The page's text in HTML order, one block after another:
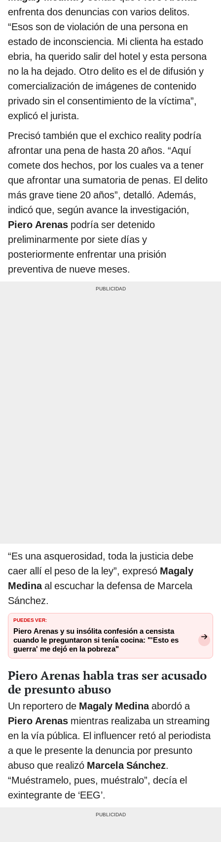
enfrenta dos denuncias con varios delitos.
“Esos son de violación de una persona en
estado de inconsciencia. Mi clienta ha estado
ebria, ha querido salir del hotel y esta persona
no la ha dejado. Otro delito es el de difusión y
comercialización de imágenes de contenido
privado sin el consentimiento de la víctima”,
explicó el jurista.
Precisó también que el exchico reality podría
afrontar una pena de hasta 20 años. “Aquí
comete dos hechos, por los cuales va a tener
que afrontar una sumatoria de penas. El delito
más grave tiene 20 años”, detalló. Además,
indicó que, según avance la investigación,
Piero Arenas podría ser detenido
preliminarmente por siete días y
posteriormente enfrentar una prisión
preventiva de nueve meses.
“Es una asquerosidad, toda la justicia debe
caer allí el peso de la ley”, expresó Magaly
Medinaal escuchar la defensa de Marcela
Sánchez.
PUEDES VER:
Piero Arenas y su insólita confesión a censista
cuando le preguntaron si tenía cocina: "'Esto es
guerra' me dejó en la pobreza"
Piero Arenas habla tras ser acusado
de presunto abuso
Un reportero de Magaly Medinaabordó a
Piero Arenas mientras realizaba un streaming
en la vía pública. El influencer retó al periodista
a que le presente la denuncia por presunto
abuso que realizó Marcela Sánchez.
“Muéstramelo, pues, muéstralo”, decía el
exintegrante de ‘EEG’.